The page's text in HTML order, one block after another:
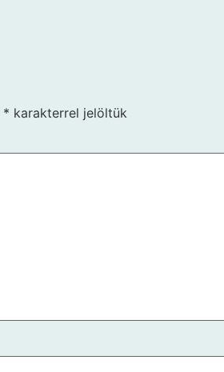
* karakterrel jelöltük